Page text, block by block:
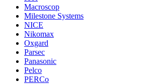
Macroscop
Milestone Systems
NICE
Nikomax
Oxgard
Parsec
Panasonic
Pelco
PERCo